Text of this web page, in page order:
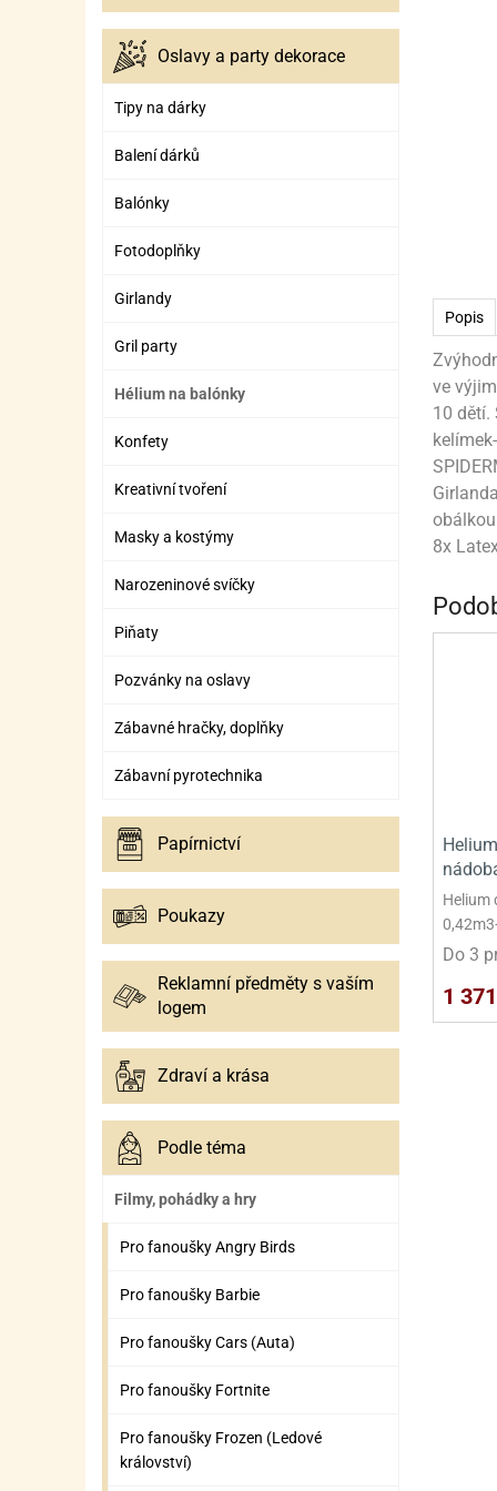
BOXY A TAŠKY NA POMŮCKY
FLAMBOVACÍ PISTOL
ZÁBAVNÉ HRAČKY, DOPLŇKY
VÝROBA SLIZU
ZÁBAVNÍ PYROTECHNIKA
Oslavy a party dekorace
Tipy na dárky
Balení dárků
Balónky
Fotodoplňky
Girlandy
Gril party
Hélium na balónky
Konfety
Kreativní tvoření
Masky a kostýmy
Narozeninové svíčky
Piňaty
Pozvánky na oslavy
Zábavné hračky, doplňky
Zábavní pyrotechnika
Papírnictví
Poukazy
Reklamní předměty s vaším
logem
Zdraví a krása
Podle téma
Filmy, pohádky a hry
Pro fanoušky Angry Birds
Pro fanoušky Barbie
Pro fanoušky Cars (Auta)
Pro fanoušky Fortnite
Pro fanoušky Frozen (Ledové
království)
Popis
ve
10 dětí.
8x
Helium
Do 3
1